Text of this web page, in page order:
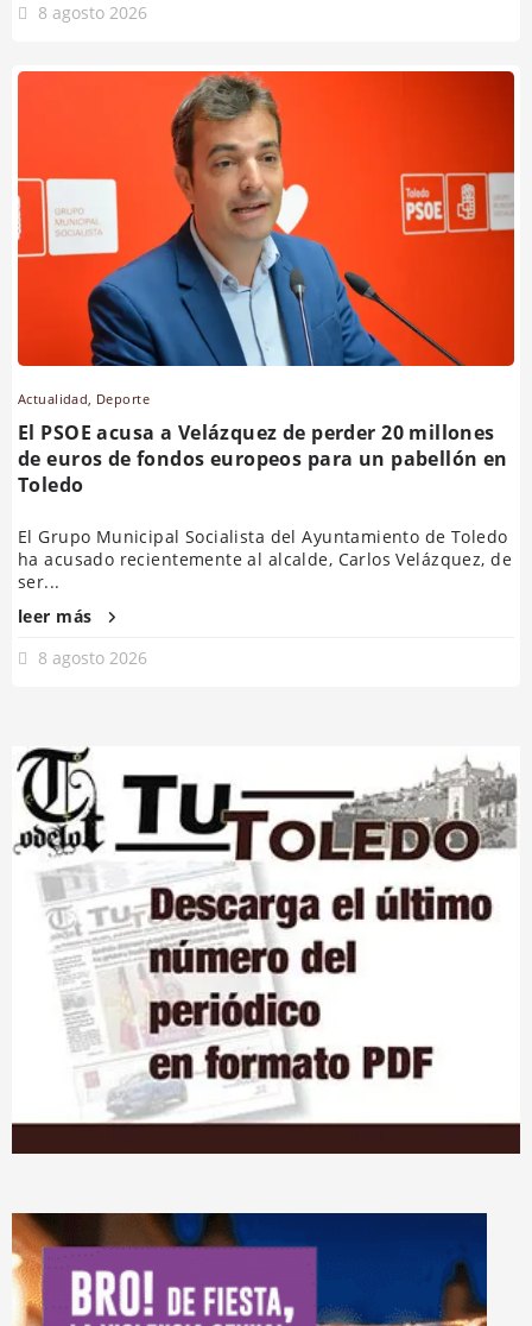
8 agosto 2026
Actualidad, Deporte
El PSOE acusa a Velázquez de perder 20 millones
de euros de fondos europeos para un pabellón en
Toledo
El Grupo Municipal Socialista del Ayuntamiento de Toledo
ha acusado recientemente al alcalde, Carlos Velázquez, de
ser...
leer más
8 agosto 2026